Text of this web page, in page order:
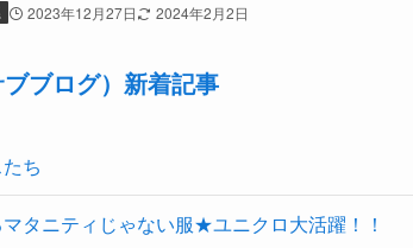
2023年12月27日 2024年2月2日
ブログ）新着記事
ち
タニティじゃない服★ユニクロ大活躍！！